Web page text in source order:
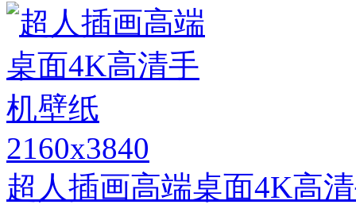
2160x3840
超人插画高端桌面4K高